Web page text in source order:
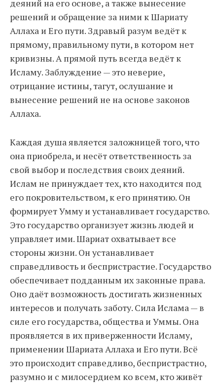
деяний на его основе, а также вынесение
решений и обращение за ними к Шариату
Аллаха и Его пути. Здравый разум ведёт к
прямому, правильному пути, в котором нет
кривизны. А прямой путь всегда ведёт к
Исламу. Заблуждение — это неверие,
отрицание истины, тагут, ослушание и
вынесение решений не на основе законов
Аллаха.
Каждая душа является заложницей того, что
она приобрела, и несёт ответственность за
свой выбор и последствия своих деяний.
Ислам не принуждает тех, кто находится под
его покровительством, к его принятию. Он
формирует Умму и устанавливает государство.
Это государство организует жизнь людей и
управляет ими. Шариат охватывает все
стороны жизни. Он устанавливает
справедливость и беспристрастие. Государство
обеспечивает подданным их законные права.
Оно даёт возможность достигать жизненных
интересов и получать заботу. Сила Ислама — в
силе его государства, общества и Уммы. Она
проявляется в их приверженности Исламу,
применении Шариата Аллаха и Его пути. Всё
это происходит справедливо, беспристрастно,
разумно и с милосердием ко всем, кто живёт